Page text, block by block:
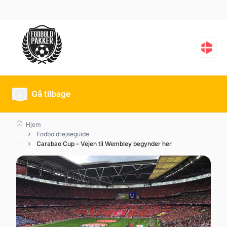
Gå tilbage
Hjem
Fodboldrejseguide
Carabao Cup – Vejen til Wembley begynder her